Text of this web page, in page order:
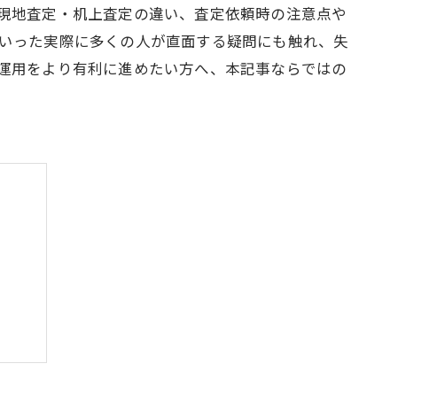
査定・机上査定の違い、査定依頼時の注意点や
った実際に多くの人が直面する疑問にも触れ、失
をより有利に進めたい方へ、本記事ならではの